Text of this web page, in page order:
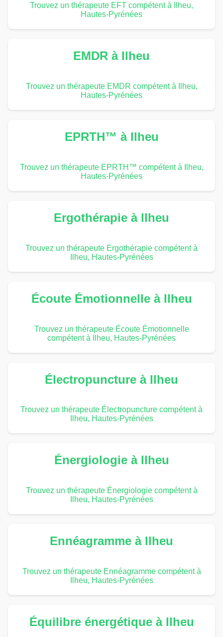
Trouvez un thérapeute EFT compétent à Ilheu,
Hautes-Pyrénées
EMDR à Ilheu
Trouvez un thérapeute EMDR compétent à Ilheu,
Hautes-Pyrénées
EPRTH™ à Ilheu
Trouvez un thérapeute EPRTH™ compétent à Ilheu,
Hautes-Pyrénées
Ergothérapie à Ilheu
Trouvez un thérapeute Ergothérapie compétent à
Ilheu, Hautes-Pyrénées
Écoute Émotionnelle à Ilheu
Trouvez un thérapeute Écoute Émotionnelle
compétent à Ilheu, Hautes-Pyrénées
Électropuncture à Ilheu
Trouvez un thérapeute Électropuncture compétent à
Ilheu, Hautes-Pyrénées
Énergiologie à Ilheu
Trouvez un thérapeute Énergiologie compétent à
Ilheu, Hautes-Pyrénées
Ennéagramme à Ilheu
Trouvez un thérapeute Ennéagramme compétent à
Ilheu, Hautes-Pyrénées
Équilibre énergétique à Ilheu